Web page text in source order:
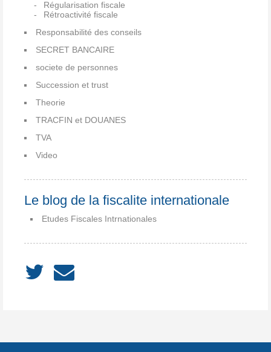
Régularisation fiscale
Rétroactivité fiscale
Responsabilité des conseils
SECRET BANCAIRE
societe de personnes
Succession et trust
Theorie
TRACFIN et DOUANES
TVA
Video
Le blog de la fiscalite internationale
Etudes Fiscales Intrnationales